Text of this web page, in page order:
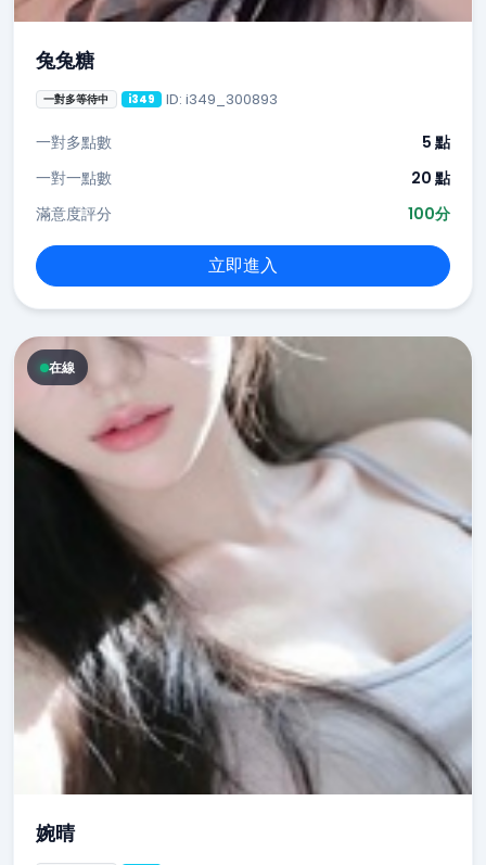
兔兔糖
一對多等待中 i349 ID: i349_300893
一對多點數
5 點
一對一點數
20 點
滿意度評分
100分
立即進入
在線
婉晴